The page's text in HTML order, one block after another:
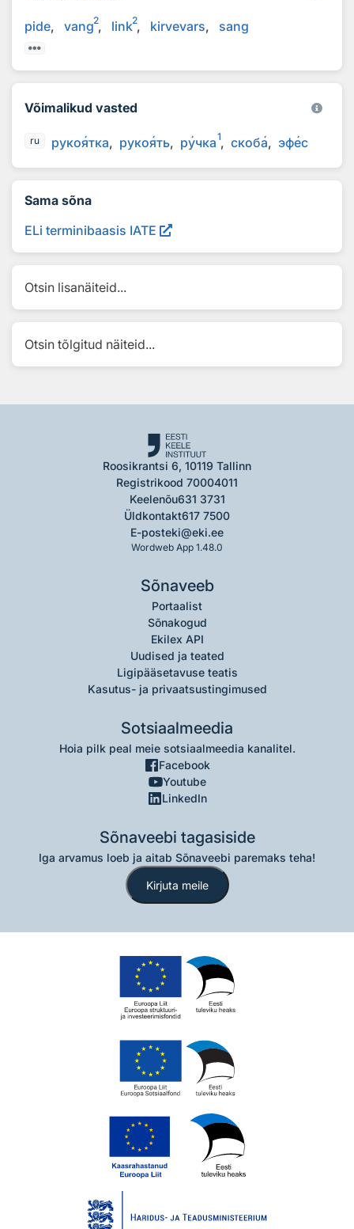
pide vang2 link2 kirvevars sang
Võimalikud vasted
ru рукоятка рукоять ручка1 скоба эфес
Sama sõna
ELi terminibaasis IATE
Otsin lisanäiteid...
Otsin tõlgitud näiteid...
Roosikrantsi 6, 10119 Tallinn
Registrikood 70004011
Keelenõu631 3731
Üldkontakt617 7500
E-posteki@eki.ee
Wordweb App 1.48.0
Sõnaveeb
Portaalist
Sõnakogud
Ekilex API
Uudised ja teated
Ligipääsetavuse teatis
Kasutus- ja privaatsustingimused
Sotsiaalmeedia
Hoia pilk peal meie sotsiaalmeedia kanalitel.
Facebook
Youtube
LinkedIn
Sõnaveebi tagasiside
Iga arvamus loeb ja aitab Sõnaveebi paremaks teha!
Kirjuta meile